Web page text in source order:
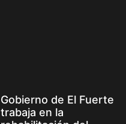
Gobierno de El Fuerte
trabaja en la